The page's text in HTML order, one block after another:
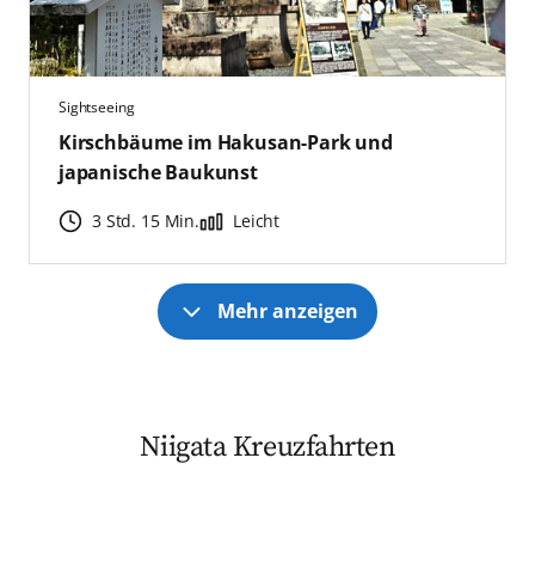
Sightseeing
Kirschbäume im Hakusan-Park und
japanische Baukunst
3 Std. 15 Min. Leicht
Mehr anzeigen
Niigata Kreuzfahrten